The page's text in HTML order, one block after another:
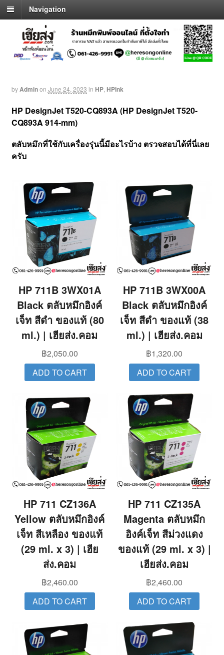
Navigation
byAdminon June 24, 2023 in HP, HPInk
HP DesignJet T520-CQ893A (HP DesignJet T520-
CQ893A 914-mm)
ตลับหมึกที่ใช้กับเครื่องรุ่นนี้มีอะไรบ้าง ตรวจสอบได้ที่นี่เลย
ครับ
HP 711B 3WX01A
Black ตลับหมึกอิงค์
เจ็ท สีดำ ของแท้ (80
ml.) | เฮียส่ง.คอม
฿2,050.00
ADD TO CART
HP 711B 3WX00A
Black ตลับหมึกอิงค์
เจ็ท สีดำ ของแท้ (38
ml.) | เฮียส่ง.คอม
฿1,320.00
ADD TO CART
HP 711 CZ136A
Yellow ตลับหมึกอิงค์
เจ็ท สีเหลือง ของแท้
(29 ml. x 3) | เฮีย
ส่ง.คอม
฿2,460.00
ADD TO CART
HP 711 CZ135A
Magenta ตลับหมึก
อิงค์เจ็ท สีม่วงแดง
ของแท้ (29 ml. x 3) |
เฮียส่ง.คอม
฿2,460.00
ADD TO CART